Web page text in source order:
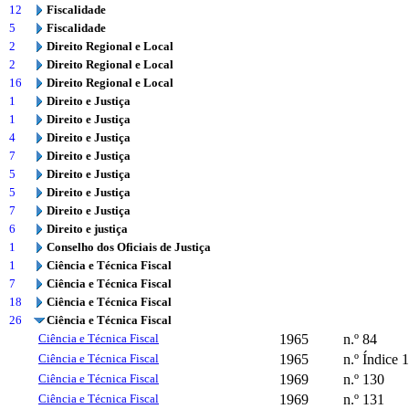
12
Fiscalidade
5
Fiscalidade
2
Direito Regional e Local
2
Direito Regional e Local
16
Direito Regional e Local
1
Direito e Justiça
1
Direito e Justiça
4
Direito e Justiça
7
Direito e Justiça
5
Direito e Justiça
5
Direito e Justiça
7
Direito e Justiça
6
Direito e justiça
1
Conselho dos Oficiais de Justiça
1
Ciência e Técnica Fiscal
7
Ciência e Técnica Fiscal
18
Ciência e Técnica Fiscal
26
Ciência e Técnica Fiscal
Ciência e Técnica Fiscal
1965 n.º 84
Ciência e Técnica Fiscal 1965 n.º Índice
Ciência e Técnica Fiscal 1969 n.º 130
Ciência e Técnica Fiscal 1969 n.º 131